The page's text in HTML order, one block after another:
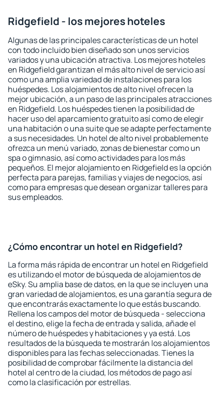
Ridgefield - los mejores hoteles
Algunas de las principales características de un hotel
con todo incluido bien diseñado son unos servicios
variados y una ubicación atractiva. Los mejores hoteles
en Ridgefield garantizan el más alto nivel de servicio así
como una amplia variedad de instalaciones para los
huéspedes. Los alojamientos de alto nivel ofrecen la
mejor ubicación, a un paso de las principales atracciones
en Ridgefield. Los huéspedes tienen la posibilidad de
hacer uso del aparcamiento gratuito así como de elegir
una habitación o una suite que se adapte perfectamente
a sus necesidades. Un hotel de alto nivel probablemente
ofrezca un menú variado, zonas de bienestar como un
spa o gimnasio, así como actividades para los más
pequeños. El mejor alojamiento en Ridgefield es la opción
perfecta para parejas, familias y viajes de negocios, así
como para empresas que desean organizar talleres para
sus empleados.
¿Cómo encontrar un hotel en Ridgefield?
La forma más rápida de encontrar un hotel en Ridgefield
es utilizando el motor de búsqueda de alojamientos de
eSky. Su amplia base de datos, en la que se incluyen una
gran variedad de alojamientos, es una garantía segura de
que encontrarás exactamente lo que estás buscando.
Rellena los campos del motor de búsqueda - selecciona
el destino, elige la fecha de entrada y salida, añade el
número de huéspedes y habitaciones y ya está. Los
resultados de la búsqueda te mostrarán los alojamientos
disponibles para las fechas seleccionadas. Tienes la
posibilidad de comprobar fácilmente la distancia del
hotel al centro de la ciudad, los métodos de pago así
como la clasificación por estrellas.